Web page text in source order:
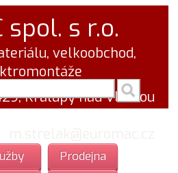
spol. s r.o.
velkoobchod,
Kralupy nad Vltavou
Prodejna